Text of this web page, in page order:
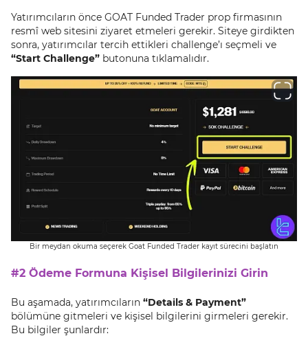
Yatırımcıların önce GOAT Funded Trader prop firmasının
resmî web sitesini ziyaret etmeleri gerekir. Siteye girdikten
sonra, yatırımcılar tercih ettikleri challenge’ı seçmeli ve
“Start Challenge” butonuna tıklamalıdır.
Bir meydan okuma seçerek Goat Funded Trader kayıt sürecini başlatın
#2 Ödeme Formuna Kişisel Bilgilerinizi Girin
Bu aşamada, yatırımcıların “Details & Payment”
bölümüne gitmeleri ve kişisel bilgilerini girmeleri gerekir.
Bu bilgiler şunlardır: